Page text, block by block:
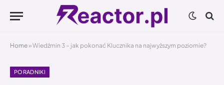
Home »Wiedźmin 3 – jak pokonać Klucznika na najwyższym poziomie?
PORADNIKI